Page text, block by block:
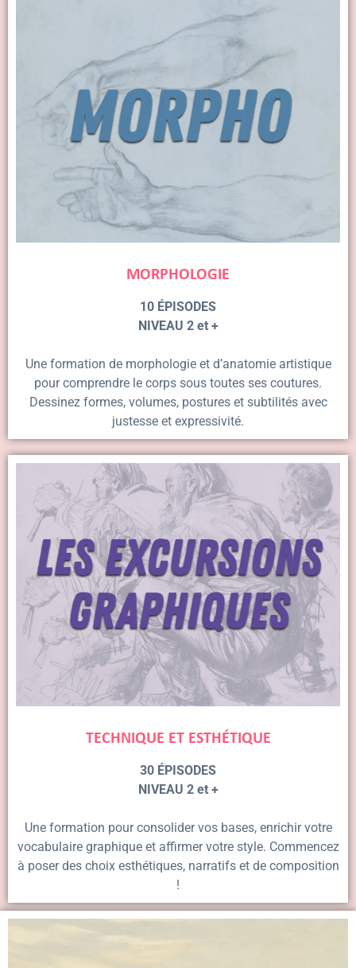
MORPHOLOGIE
10 ÉPISODES
NIVEAU 2 et +
Une formation de morphologie et d’anatomie artistique
pour comprendre le corps sous toutes ses coutures.
Dessinez formes, volumes, postures et subtilités avec
justesse et expressivité.
TECHNIQUE ET ESTHÉTIQUE
30 ÉPISODES
NIVEAU 2 et +
Une formation pour consolider vos bases, enrichir votre
vocabulaire graphique et affirmer votre style. Commencez
à poser des choix esthétiques, narratifs et de composition
!